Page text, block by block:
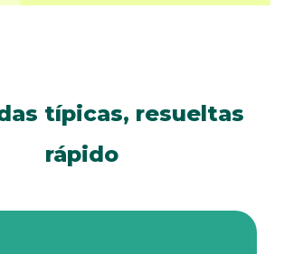
típicas, resueltas
rápido